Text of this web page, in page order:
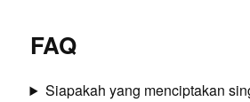
FAQ
Siapakah yang menciptakan